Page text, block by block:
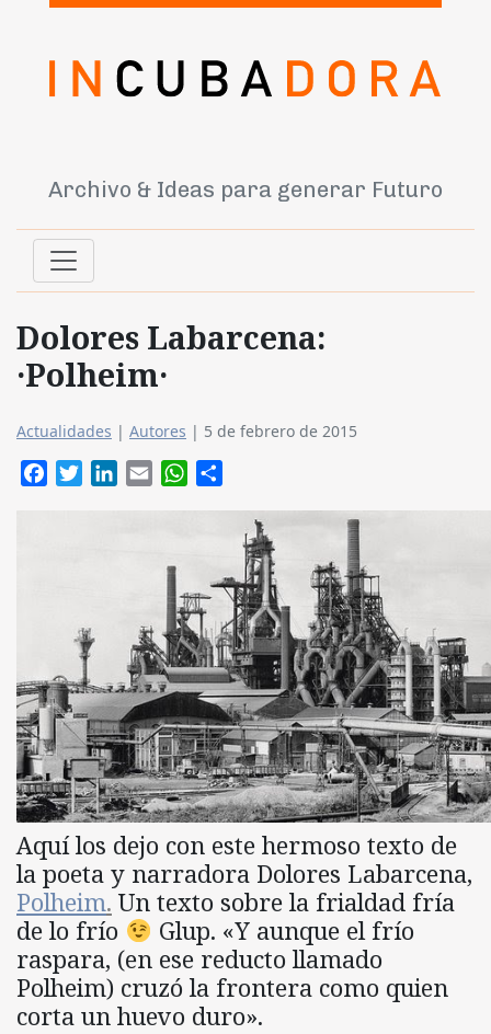
Archivo & Ideas para generar Futuro
Dolores Labarcena:
·Polheim·
Actualidades | Autores | 5 de febrero de 2015
FacebookTwitterLinkedIn
Email WhatsApp
Aquí los dejo con este hermoso texto de
la poeta y narradora Dolores Labarcena,
Polheim. Un texto sobre la frialdad fría
de lo frío
Glup. «Y aunque el frío
raspara, (en ese reducto llamado
Polheim) cruzó la frontera como quien
corta un huevo duro».